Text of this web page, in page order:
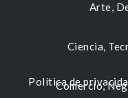
Arte,
Ciencia,
Comercio,
Política de